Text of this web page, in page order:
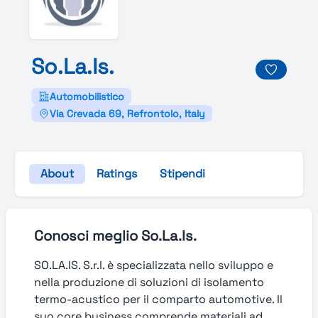
So.La.Is.
Automobilistico
Via Crevada 69, Refrontolo, Italy
About Ratings Stipendi
Conosci meglio So.La.Is.
SO.LA.IS. S.r.l. è specializzata nello sviluppo e
nella produzione di soluzioni di isolamento
termo-acustico per il comparto automotive. Il